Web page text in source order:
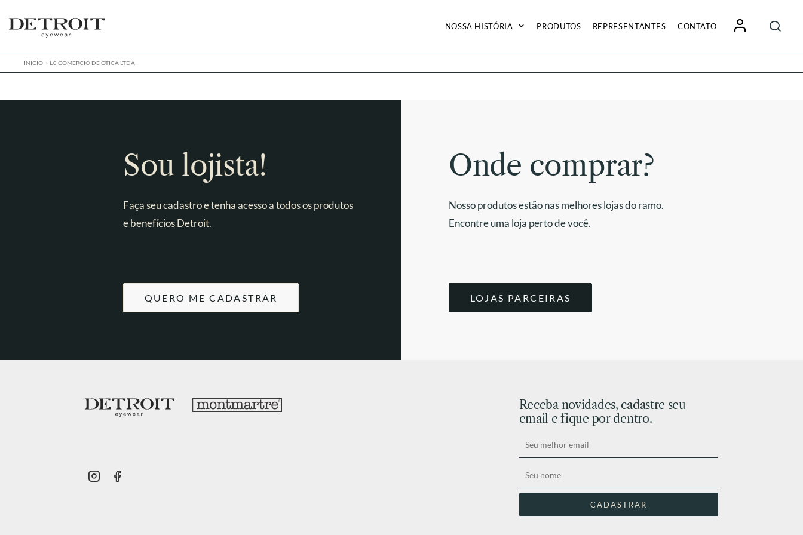
navegação
o
conteúdo
NOSSA HISTÓRIA PRODUTOS REPRESENTANTES CONTATO
por:
INÍCIO LC COMERCIO DE OTICA LTDA
Sou lojista!
Faça seu cadastro e tenha acesso a todos os produtos
e benefícios Detroit.
QUERO ME CADASTRAR
Onde comprar?
Nosso produtos estão nas melhores lojas do ramo.
Encontre uma loja perto de você.
LOJAS PARCEIRAS
Receba novidades, cadastre seu
email e fique por dentro.